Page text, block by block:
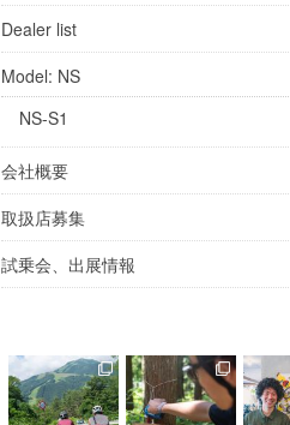
Dealer list
Model: NS
NS-S1
会社概要
取扱店募集
試乗会、出展情報